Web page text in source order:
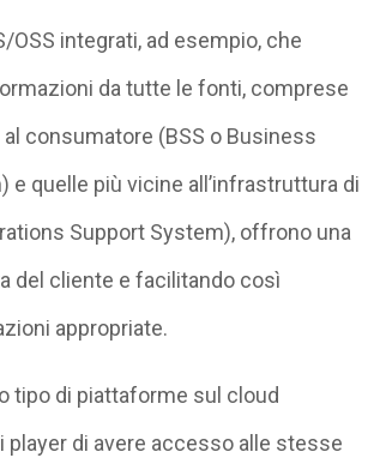
OSS integrati, ad esempio, che
da tutte le fonti, comprese
consumatore (BSS o Business
e quelle più vicine all’infrastruttura di
Support System), offrono una
del cliente e facilitando così
appropriate.
tipo di piattaforme sul cloud
player di avere accesso alle stesse